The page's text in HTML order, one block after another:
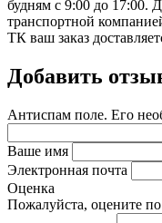
будням с 9:00 до 17:00.
транспортной
ТК ваш заказ
Добавить
Антиспам поле. Его
Ваше имя
Электронная почта
Оценка
Пожалуйста, оцените